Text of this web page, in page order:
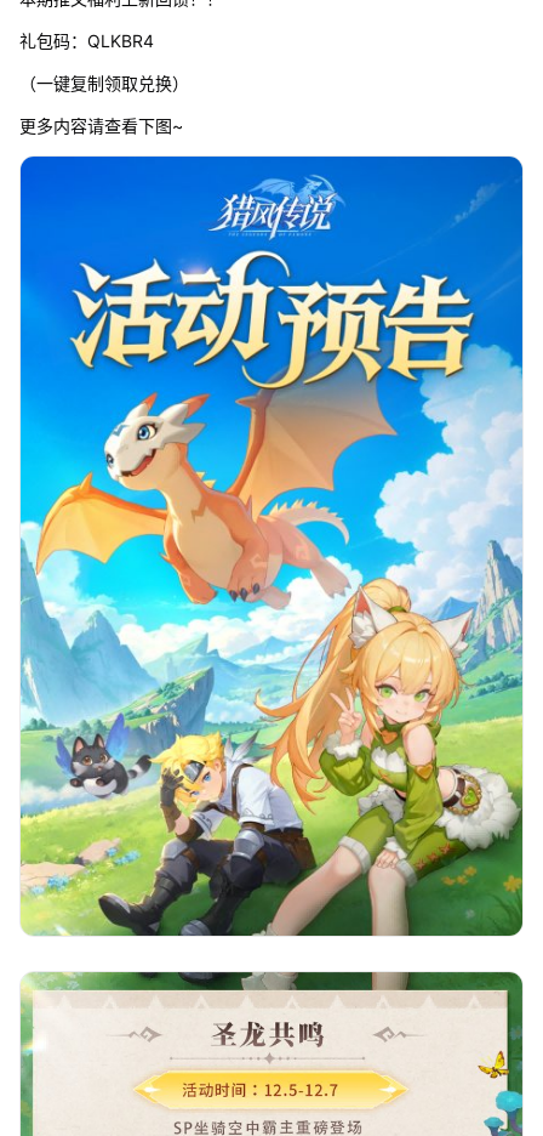
礼包码：QLKBR4
（一键复制领取兑换）
更多内容请查看下图~